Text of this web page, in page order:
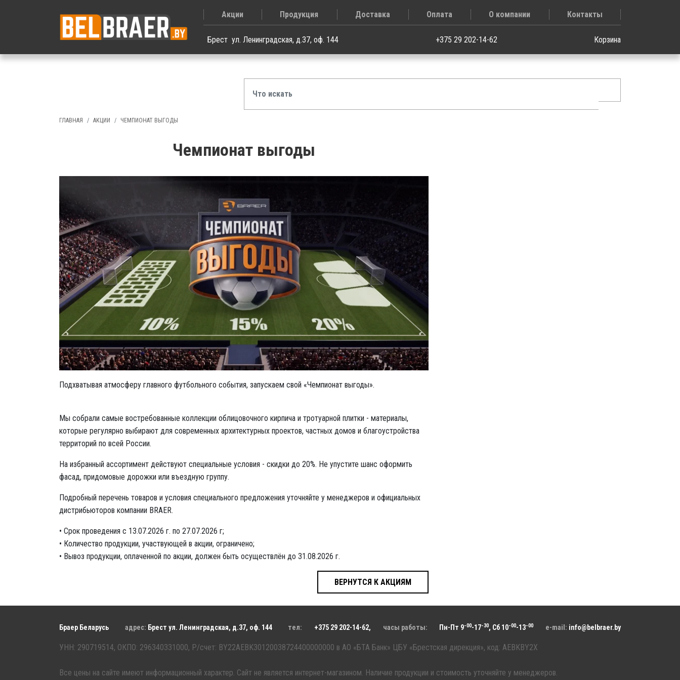
Акции Продукция Доставка Оплата О компании Контакты
Брест ул. Ленинградская, д.37, оф. 144 +375 29 202-14-62 Корзина
ГЛАВНАЯ АКЦИИ ЧЕМПИОНАТ ВЫГОДЫ
Чемпионат выгоды
Подхватывая атмосферу главного футбольного события, запускаем свой «Чемпионат выгоды».
Мы собрали самые востребованные коллекции облицовочного кирпича и тротуарной плитки - материалы,
которые регулярно выбирают для современных архитектурных проектов, частных домов и благоустройства
территорий по всей России.
На избранный ассортимент действуют специальные условия - скидки до 20%. Не упустите шанс оформить
фасад, придомовые дорожки или въездную группу.
Подробный перечень товаров и условия специального предложения уточняйте у менеджеров и официальных
дистрибьюторов компании BRAER.
• Срок проведения с 13.07.2026 г. по 27.07.2026 г;
• Количество продукции, участвующей в акции, ограничено;
• Вывоз продукции, оплаченной по акции, должен быть осуществлён до 31.08.2026 г.
ВЕРНУТСЯ К АКЦИЯМ
Браер Беларусь адрес: Брест ул. Ленинградская, д.37, оф. 144 тел: +375 29 202-14-62, часы работы: Пн-Пт 9-00-17-30, Сб 10-00-13-00 e-mail: info@belbraer.by
УНН: 290719514, ОКПО: 296340331000, Р/счет: BY22AEBK30120038724400000000 в АО «БТА Банк» ЦБУ «Брестская дирекция», код: AEBKBY2X
Все цены на сайте имеют информационный характер. Сайт не является интернет-магазином. Наличие продукции и стоимость уточняйте у менеджеров.